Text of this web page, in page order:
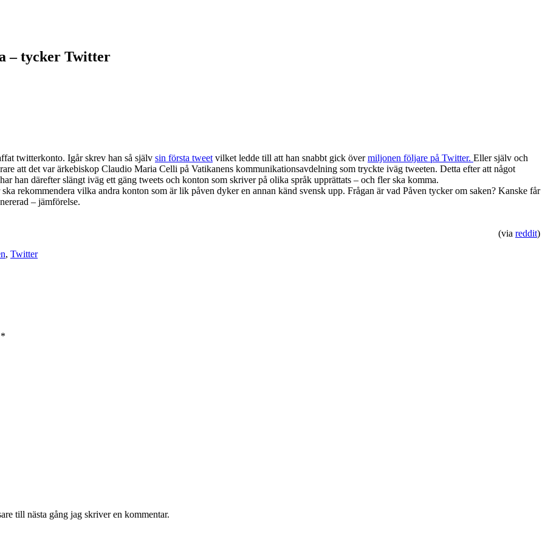
– tycker Twitter
twitterkonto. Igår skrev han så själv sin första tweet vilket ledde till att han snabbt gick övermiljonen följare på Twitter. Eller själv och
att det var ärkebiskop Claudio Maria Celli på Vatikanens kommunikationsavdelning som tryckte iväg tweeten. Detta efter att något
han därefter slängt iväg ett gäng tweets och konton som skriver på olika språk upprättats – och fler ska komma.
rekommendera vilka andra konton som är lik påven dyker en annan känd svensk upp. Frågan är vad Påven tycker om saken? Kanske får
– jämförelse.
(via reddit)
, Twitter
*
till nästa gång jag skriver en kommentar.